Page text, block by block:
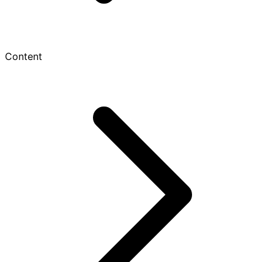
Content